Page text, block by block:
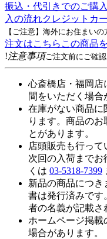
振込・代引きでのご購
入の流れクレジットカ
【ご注意】海外にお住まい
注文はこちら この商品
!注意事項ご注文前にご確
心斎橋店・福岡店
間をいただく場合
在庫がない商品に
ります。商品の
とがあります。
店頭販売も行って
次回の入荷までお
くは 03-5318-7399
新品の商品につき
書は発行済みです
者の名義が記載さ
ホームページ掲載
場合があります。